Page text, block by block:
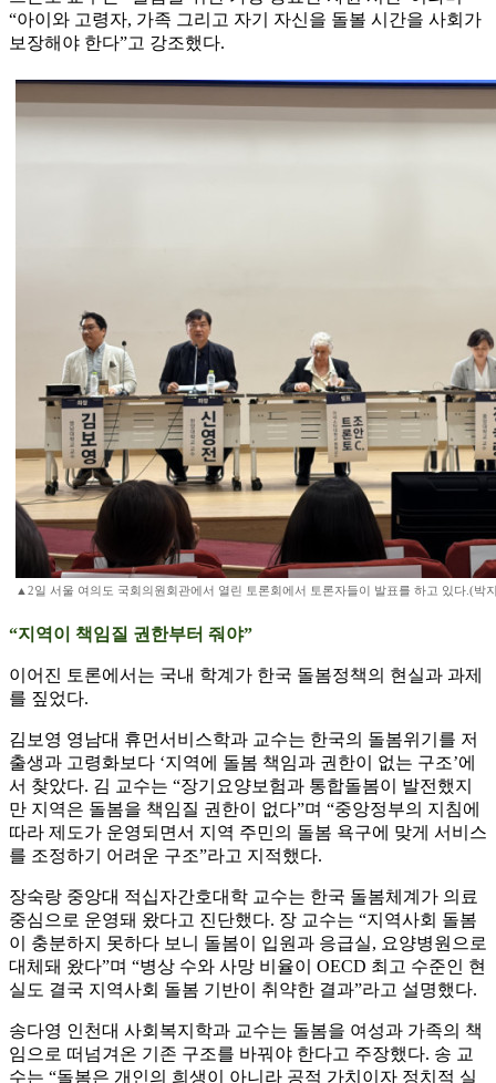
“아이와 고령자, 가족 그리고 자기 자신을 돌볼 시간을 사회가
보장해야 한다”고 강조했다.
▲2일 서울 여의도 국회의원회관에서 열린 토론회에서 토론자들이 발표를 하고 있다.(박
“지역이 책임질 권한부터 줘야”
이어진 토론에서는 국내 학계가 한국 돌봄정책의 현실과 과제
를 짚었다.
김보영 영남대 휴먼서비스학과 교수는 한국의 돌봄위기를 저
출생과 고령화보다 ‘지역에 돌봄 책임과 권한이 없는 구조’에
서 찾았다. 김 교수는 “장기요양보험과 통합돌봄이 발전했지
만 지역은 돌봄을 책임질 권한이 없다”며 “중앙정부의 지침에
따라 제도가 운영되면서 지역 주민의 돌봄 욕구에 맞게 서비스
를 조정하기 어려운 구조”라고 지적했다.
장숙랑 중앙대 적십자간호대학 교수는 한국 돌봄체계가 의료
중심으로 운영돼 왔다고 진단했다. 장 교수는 “지역사회 돌봄
이 충분하지 못하다 보니 돌봄이 입원과 응급실, 요양병원으로
대체돼 왔다”며 “병상 수와 사망 비율이 OECD 최고 수준인 현
실도 결국 지역사회 돌봄 기반이 취약한 결과”라고 설명했다.
송다영 인천대 사회복지학과 교수는 돌봄을 여성과 가족의 책
임으로 떠넘겨온 기존 구조를 바꿔야 한다고 주장했다. 송 교
수는 “돌봄은 개인의 희생이 아니라 공적 가치이자 정치적 실